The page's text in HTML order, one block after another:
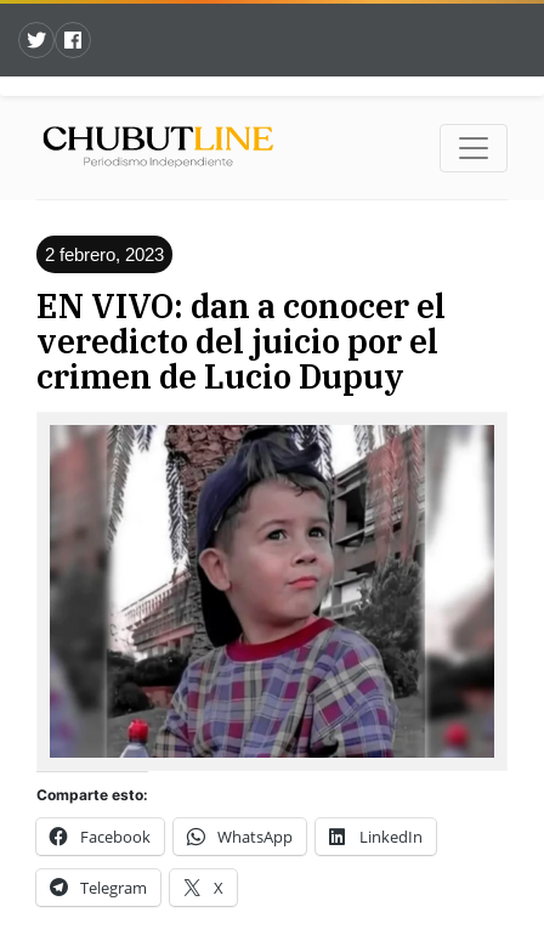
2 febrero, 2023
EN VIVO: dan a conocer el
veredicto del juicio por el
crimen de Lucio Dupuy
Comparte esto:
Facebook WhatsApp LinkedIn
Telegram X